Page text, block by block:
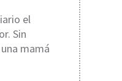
el
Sin
mamá